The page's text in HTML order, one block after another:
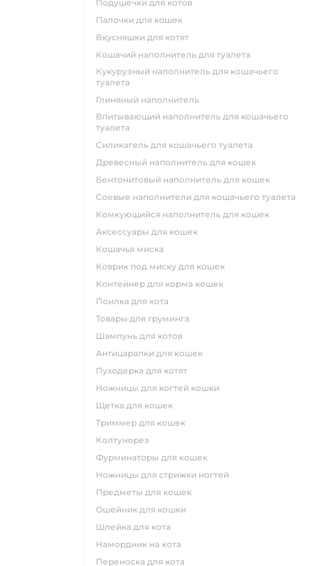
подушечки для котов
палочки для кошек
вкусняшки для котят
кошачий наполнитель для туалета
кукурузный наполнитель для кошачьего
туалета
глиняный наполнитель
впитывающий наполнитель для кошачьего
туалета
силикагель для кошачьего туалета
древесный наполнитель для кошек
бентонитовый наполнитель для кошек
соевые наполнители для кошачьего туалета
комкующийся наполнитель для кошек
аксессуары для кошек
кошачья миска
коврик под миску для кошек
контейнер для корма кошек
поилка для кота
товары для груминга
шампунь для котов
антицарапки для кошек
пуходерка для котят
ножницы для когтей кошки
щетка для кошек
триммер для кошек
колтунорез
фурминаторы для кошек
ножницы для стрижки ногтей
предметы для кошек
ошейник для кошки
шлейка для кота
намордник на кота
переноска для кота